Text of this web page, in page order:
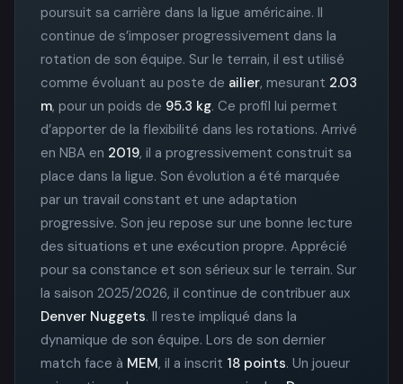
poursuit sa carrière dans la ligue américaine. Il
continue de s’imposer progressivement dans la
rotation de son équipe. Sur le terrain, il est utilisé
comme évoluant au poste de ailier, mesurant 2.03
m, pour un poids de 95.3 kg. Ce profil lui permet
d’apporter de la flexibilité dans les rotations. Arrivé
en NBA en 2019, il a progressivement construit sa
place dans la ligue. Son évolution a été marquée
par un travail constant et une adaptation
progressive. Son jeu repose sur une bonne lecture
des situations et une exécution propre. Apprécié
pour sa constance et son sérieux sur le terrain. Sur
la saison 2025/2026, il continue de contribuer aux
Denver Nuggets. Il reste impliqué dans la
dynamique de son équipe. Lors de son dernier
match face à MEM, il a inscrit 18 points. Un joueur